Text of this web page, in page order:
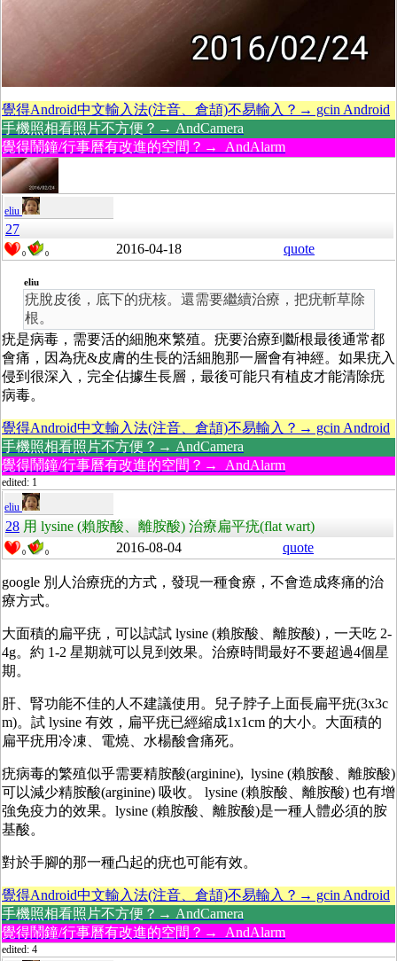
覺得Android中文輸入法(注音、倉頡)不易輸入？→ gcin Android
手機照相看照片不方便？→ AndCamera
覺得鬧鐘/行事曆有改進的空間？→ AndAlarm
eliu
27
0 0 2016-04-18 quote
eliu
疣脫皮後，底下的疣核。還需要繼續治療，把疣斬草除
根。
疣是病毒，需要活的細胞來繁殖。疣要治療到斷根最後通常都
會痛，因為疣&皮膚的生長的活細胞那一層會有神經。如果疣入
侵到很深入，完全佔據生長層，最後可能只有植皮才能清除疣
病毒。
覺得Android中文輸入法(注音、倉頡)不易輸入？→ gcin Android
手機照相看照片不方便？→ AndCamera
覺得鬧鐘/行事曆有改進的空間？→ AndAlarm
edited: 1
eliu
28 用 lysine (賴胺酸、離胺酸) 治療扁平疣(flat wart)
0 0 2016-08-04 quote
google 別人治療疣的方式，發現一種食療，不會造成疼痛的治
療方式。
大面積的扁平疣，可以試試 lysine (賴胺酸、離胺酸)，一天吃 2-
4g。約 1-2 星期就可以見到效果。治療時間最好不要超過4個星
期。
肝、腎功能不佳的人不建議使用。兒子脖子上面長扁平疣(3x3c
m)。試 lysine 有效，扁平疣已經縮成1x1cm 的大小。大面積的
扁平疣用冷凍、電燒、水楊酸會痛死。
疣病毒的繁殖似乎需要精胺酸(arginine), lysine (賴胺酸、離胺酸)
可以減少精胺酸(arginine) 吸收。 lysine (賴胺酸、離胺酸) 也有增
強免疫力的效果。lysine (賴胺酸、離胺酸)是一種人體必須的胺
基酸。
對於手腳的那一種凸起的疣也可能有效。
覺得Android中文輸入法(注音、倉頡)不易輸入？→ gcin Android
手機照相看照片不方便？→ AndCamera
覺得鬧鐘/行事曆有改進的空間？→ AndAlarm
edited: 4